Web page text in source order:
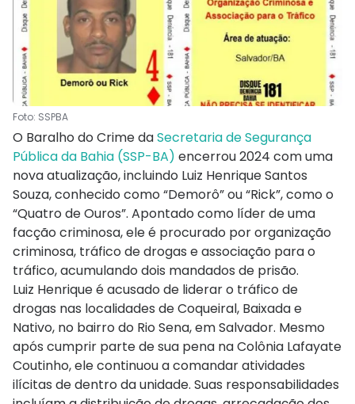
Foto: SSPBA
O Baralho do Crime daSecretaria de Segurança
Pública da Bahia (SSP-BA) encerrou 2024 com uma
nova atualização, incluindo Luiz Henrique Santos
Souza, conhecido como “Demorô” ou “Rick”, como o
“Quatro de Ouros”. Apontado como líder de uma
facção criminosa, ele é procurado por organização
criminosa, tráfico de drogas e associação para o
tráfico, acumulando dois mandados de prisão.
Luiz Henrique é acusado de liderar o tráfico de
drogas nas localidades de Coqueiral, Baixada e
Nativo, no bairro do Rio Sena, em Salvador. Mesmo
após cumprir parte de sua pena na Colônia Lafayate
Coutinho, ele continuou a comandar atividades
ilícitas de dentro da unidade. Suas responsabilidades